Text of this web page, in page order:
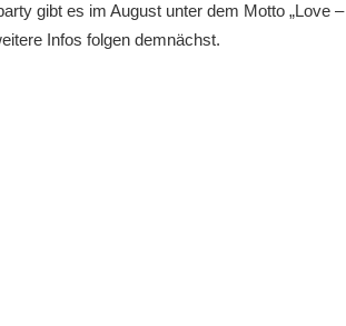
gibt es im August unter dem Motto „Love –
Infos folgen demnächst.